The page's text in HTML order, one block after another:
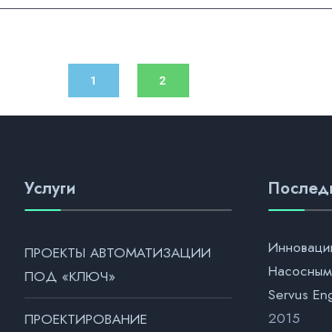
1 2
Услуги
ПРОЕКТЫ АВТОМАТИЗАЦИИ
ПОД «КЛЮЧ»
ПРОЕКТИРОВАНИЕ
Servus
2015